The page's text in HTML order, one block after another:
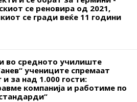
се реновира од 2021,
се гради веќе 11 години
во средното училиште
учениците спремаат
и за над 1.000 гости:
компанија и работиме по